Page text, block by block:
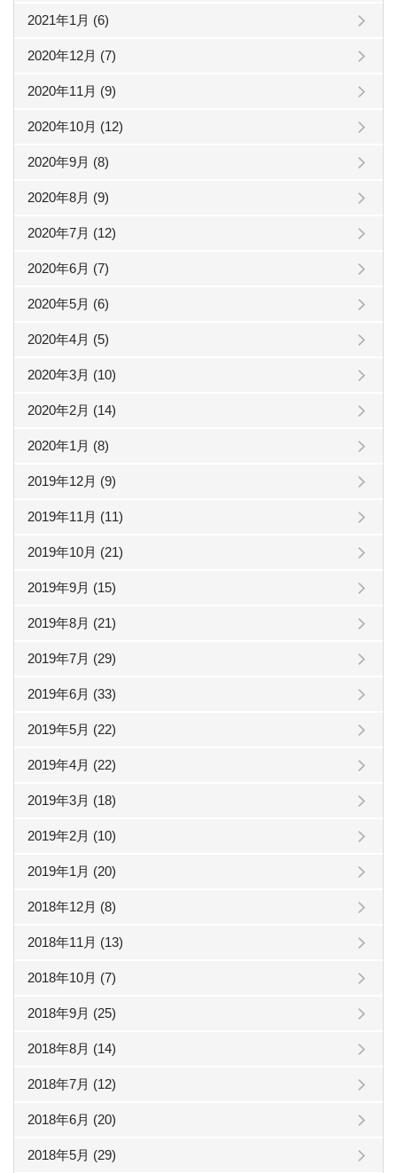
2021年1月 (6)
2020年12月 (7)
2020年11月 (9)
2020年10月 (12)
2020年9月 (8)
2020年8月 (9)
2020年7月 (12)
2020年6月 (7)
2020年5月 (6)
2020年4月 (5)
2020年3月 (10)
2020年2月 (14)
2020年1月 (8)
2019年12月 (9)
2019年11月 (11)
2019年10月 (21)
2019年9月 (15)
2019年8月 (21)
2019年7月 (29)
2019年6月 (33)
2019年5月 (22)
2019年4月 (22)
2019年3月 (18)
2019年2月 (10)
2019年1月 (20)
2018年12月 (8)
2018年11月 (13)
2018年10月 (7)
2018年9月 (25)
2018年8月 (14)
2018年7月 (12)
2018年6月 (20)
2018年5月 (29)